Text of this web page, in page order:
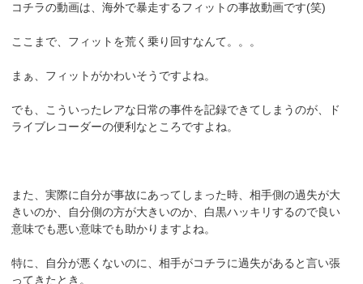
コチラの動画は、海外で暴走するフィットの事故動画です(笑)
ここまで、フィットを荒く乗り回すなんて。。。
まぁ、フィットがかわいそうですよね。
でも、こういったレアな日常の事件を記録できてしまうのが、ド
ライブレコーダーの便利なところですよね。
また、実際に自分が事故にあってしまった時、相手側の過失が大
きいのか、自分側の方が大きいのか、白黒ハッキリするので良い
意味でも悪い意味でも助かりますよね。
特に、自分が悪くないのに、相手がコチラに過失があると言い張
ってきたとき。